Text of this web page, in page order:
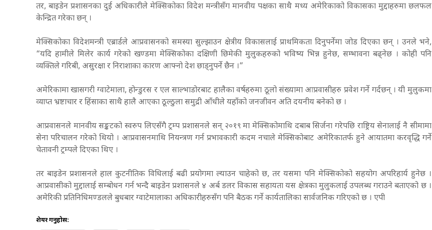
तर, बाइडेन प्रशासनका दुई अधिकारीले मेक्सिकोका विदेश मन्त्रीसँग मानवीय पक्षका साथै मध्य अमेरिकाको विकासका मुद्दाहरुमा छलफल
केन्द्रित गरेका छन् ।
मेक्सिकोका विदेशमन्त्री एब्रार्डले आप्रवासनको समस्या सुल्झाउन क्षेत्रीय विकासलाई प्राथमिकता दिनुपर्नेमा जोड दिएका छन् । उनले भने,
“यदि हामीले मिलेर कार्य गरेको खण्डमा मेक्सिकोका दक्षिणी छिमेकी मुलुकहरुको भविष्य भिन्न हुनेछ, सम्भावना बढ्नेछ । कोही पनि
व्यक्तिले गरिबी, असुरक्षा र निराशाका कारण आफ्नो देश छाड्नुपर्ने छैन ।”
अमेरिकामा खासगरी ग्वाटेमाला, होन्डुरस र एल साल्भाडोरबाट हालैका वर्षहरुमा ठूलो संख्यामा आप्रवासीहरु प्रवेश गर्ने गर्दछन् । यी मुलुकमा
व्याप्त भ्रष्टाचार र हिंसाका साथै हालै आएका ठूल्ठुला समुद्री आँधीले यहाँको जनजीवन अति दयनीय बनेको छ ।
आप्रवासनले मानवीय सङ्कटको स्वरुप लिएसँगै ट्रम्प प्रशासनले सन् २०१९ मा मेक्सिकोमाथि दबाब सिर्जना गरेपछि राष्ट्रिय सेनालाई नै सीमामा
सेना परिचालन गरेको थियो । आप्रवासनमाथि नियन्त्रण गर्न प्रभावकारी कदम नचाले मेक्सिकोबाट अमेरिकातर्फ हुने आयातमा करवृद्धि गर्ने
चेतावनी ट्रम्पले दिएका थिए ।
तर बाइडेन प्रशासनले हाल कुटनीतिक विधिलाई बढी प्रयोगमा ल्याउन चाहेको छ, तर यसमा पनि मेक्सिकोको सहयोग अपरिहार्य हुनेछ ।
आप्रवासीको मुद्दालाई सम्बोधन गर्न भन्दै बाइडेन प्रशासनले ४ अर्ब डलर विकास सहायता यस क्षेत्रका मुलुकलाई उपलब्ध गराउने बताएको छ ।
अमेरिकी प्रतिनिधिमण्डलले बुधबार ग्वाटेमालाका अधिकारीहरुसँग पनि बैठक गर्ने कार्यतालिका सार्वजनिक गरिएको छ । एपी
शेयर गर्नुहोस: